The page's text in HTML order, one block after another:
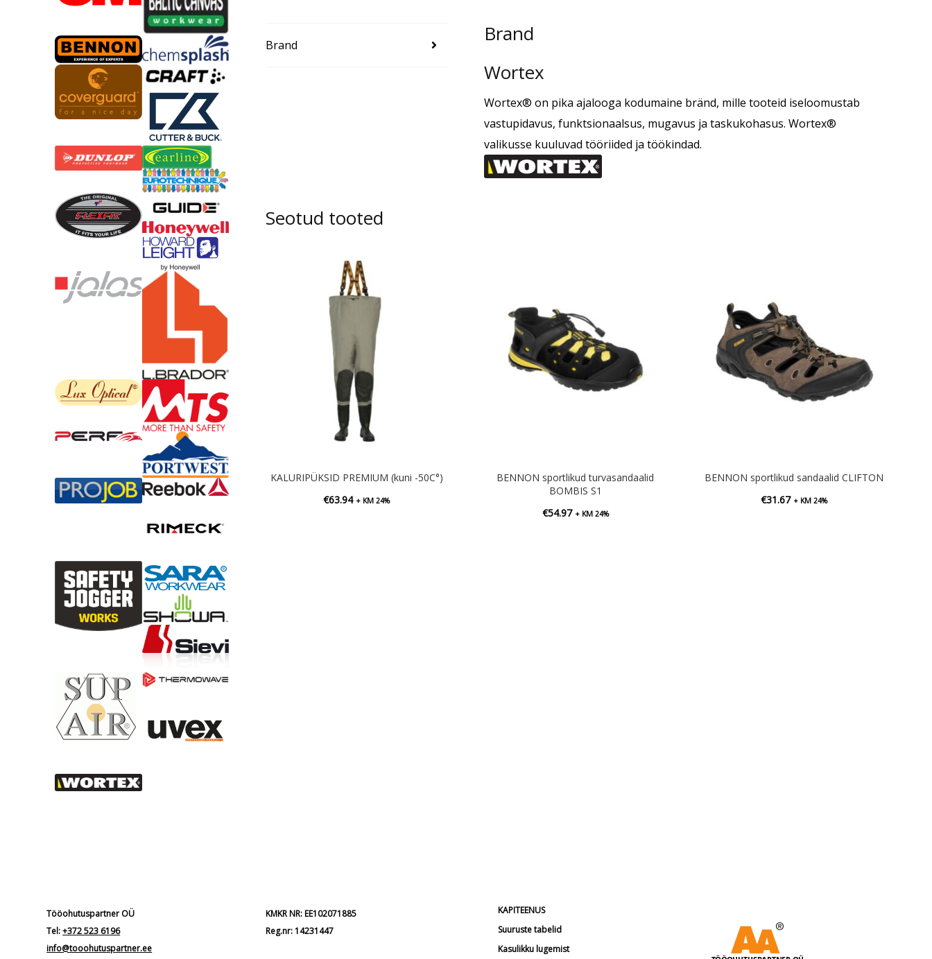
Brand
Brand
Wortex
Wortex® on pika ajalooga kodumaine bränd, mille tooteid iseloomustab
vastupidavus, funktsionaalsus, mugavus ja taskukohasus. Wortex®
valikusse kuuluvad tööriided ja töökindad.
Seotud tooted
KALURIPÜKSID PREMIUM (kuni -50C°)
€63.94 + KM 24%
BENNON sportlikud turvasandaalid
BOMBIS S1
€54.97 + KM 24%
BENNON sportlikud sandaalid CLIFTON
€31.67 + KM 24%
Tööohutuspartner OÜ
Tel:+372 523 6196
info@tooohutuspartner.ee
KMKR NR: EE102071885
Reg.nr: 14231447
KAPITEENUS
Suuruste tabelid
Kasulikku lugemist